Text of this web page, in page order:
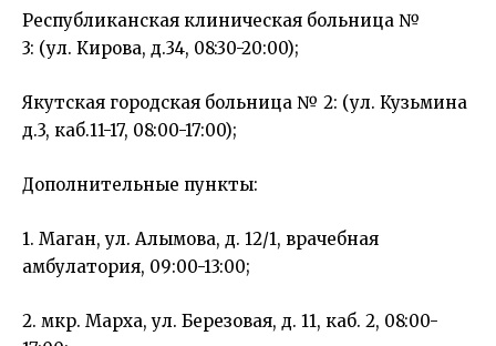
Республиканская клиническая больница №
3: (ул. Кирова, д.34, 08:30-20:00);
Якутская городская больница № 2: (ул. Кузьмина
д.3, каб.11-17, 08:00-17:00);
Дополнительные пункты:
1. Маган, ул. Алымова, д. 12/1, врачебная
амбулатория, 09:00-13:00;
2. мкр. Марха, ул. Березовая, д. 11, каб. 2, 08:00-